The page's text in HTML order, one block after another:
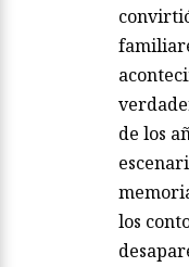
de los
los